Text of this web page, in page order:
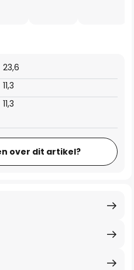
11,3
23,6
11,3
over dit artikel?